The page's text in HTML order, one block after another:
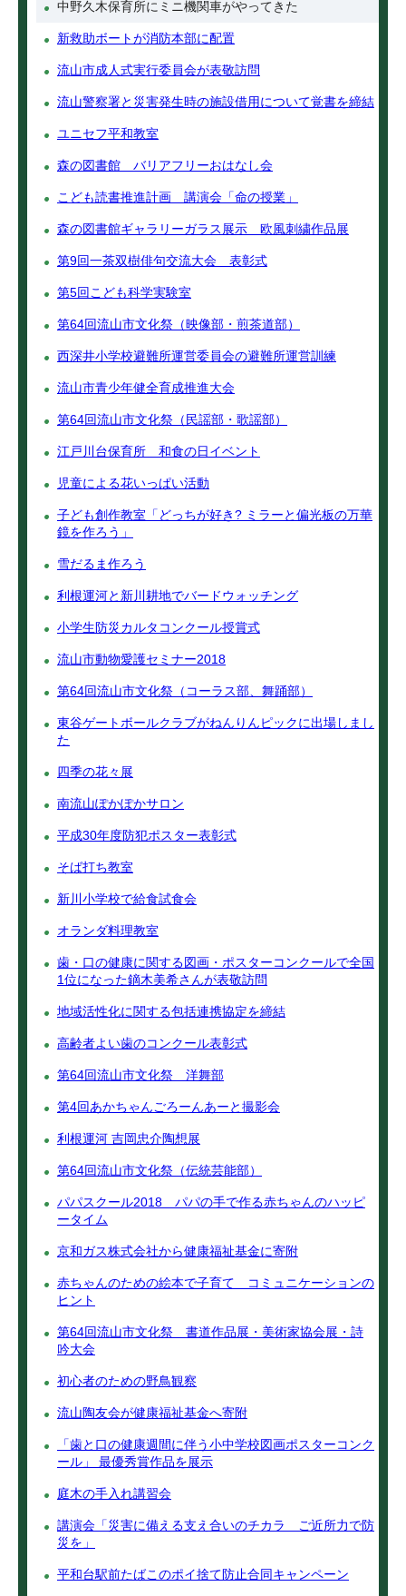
中野久木保育所にミニ機関車がやってきた
新救助ボートが消防本部に配置
流山市成人式実行委員会が表敬訪問
流山警察署と災害発生時の施設借用について覚書を締結
ユニセフ平和教室
森の図書館 バリアフリーおはなし会
こども読書推進計画 講演会「命の授業」
森の図書館ギャラリーガラス展示 欧風刺繍作品展
第9回一茶双樹俳句交流大会 表彰式
第5回こども科学実験室
第64回流山市文化祭（映像部・煎茶道部）
西深井小学校避難所運営委員会の避難所運営訓練
流山市青少年健全育成推進大会
第64回流山市文化祭（民謡部・歌謡部）
江戸川台保育所 和食の日イベント
児童による花いっぱい活動
子ども創作教室「どっちが好き? ミラーと偏光板の万華
鏡を作ろう」
雪だるま作ろう
利根運河と新川耕地でバードウォッチング
小学生防災カルタコンクール授賞式
流山市動物愛護セミナー2018
第64回流山市文化祭（コーラス部、舞踊部）
東谷ゲートボールクラブがねんりんピックに出場しまし
た
四季の花々展
南流山ぽかぽかサロン
平成30年度防犯ポスター表彰式
そば打ち教室
新川小学校で給食試食会
オランダ料理教室
歯・口の健康に関する図画・ポスターコンクールで全国
1位になった鏑木美希さんが表敬訪問
地域活性化に関する包括連携協定を締結
高齢者よい歯のコンクール表彰式
第64回流山市文化祭 洋舞部
第4回あかちゃんごろーんあーと撮影会
利根運河 吉岡忠介陶想展
第64回流山市文化祭（伝統芸能部）
パパスクール2018 パパの手で作る赤ちゃんのハッピ
ータイム
京和ガス株式会社から健康福祉基金に寄附
赤ちゃんのための絵本で子育て コミュニケーションの
ヒント
第64回流山市文化祭 書道作品展・美術家協会展・詩
吟大会
初心者のための野鳥観察
流山陶友会が健康福祉基金へ寄附
「歯と口の健康週間に伴う小中学校図画ポスターコンク
ール」 最優秀賞作品を展示
庭木の手入れ講習会
講演会「災害に備える支え合いのチカラ ご近所力で防
災を」
平和台駅前たばこのポイ捨て防止合同キャンペーン